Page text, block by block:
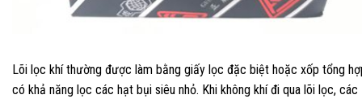
Lõi lọc khí thường được làm bằng giấy lọc đặc biệt hoặc xốp tổng
có khả năng lọc các hạt bụi siêu nhỏ. Khi không khí đi qua lõi lọc, các